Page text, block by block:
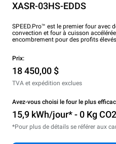
XASR-03HS-EDDS
SPEED.Pro™ est le premier four avec
convection et four à cuisson
encombrement pour des profits
Prix:
18 450,00 $
TVA et expédition exclues
Avez-vous choisi le four le plus
15,9 kWh/jour* - 0 Kg
*Pour plus de détails se référer aux